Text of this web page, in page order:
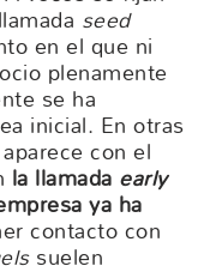
seed
en el que ni
plenamente
se ha
inicial. En otras
con el
la llamada early
ya ha
contacto con
suelen